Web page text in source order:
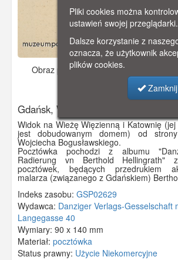
Obraz pochodzi zok. 1930 r.
Wyświetlono:
Gdańsk, Wieża Więzienna
Widok na Wieżę Więzienną i Katownię (jej
jest dobudowanym domem) od
Wojciecha Bogusławskiego.
Pocztówka pochodzi z albumu
Radierung vn Berthold Hellingrath"
pocztówek, będących przedrukiem
malarza (związanego z Gdańskiem)
Indeks zasobu: GSP02629
Wydawca: Danziger Verlags-Gesselschaft
Langegasse 40
Wymiary: 90 x 140 mm
Materiał: pocztówka
Status prawny: Użycie Niekomercyjne
Pliki cookies można
ustawień swojej przeglądarki.
Dalsze korzystanie z
oznacza, że użytkownik
plików cookies.
Zamknij